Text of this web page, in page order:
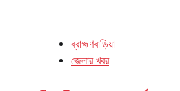
ব্রাহ্মণবাড়িয়া
জেলার খবর